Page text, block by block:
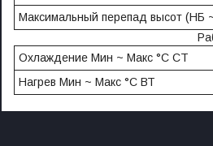
Максимальный перепад высот (НБ
Охлаждение Мин ~ Макс °C СТ
Нагрев Мин ~ Макс °C ВТ